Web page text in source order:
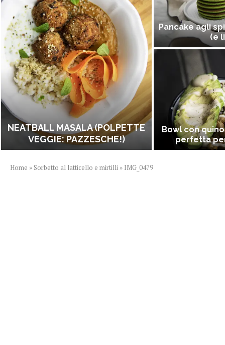
NEATBALL MASALA (POLPETTE
VEGGIE: PAZZESCHE!)
Pancake agli
(e
Bowl con
perfetta
Home » Sorbetto al latticello e mirtilli » IMG_0479